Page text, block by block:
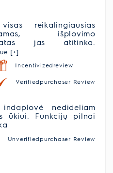
reikalingiausias
išplovimo
jas atitinka.
paprasta, nebrangi.
investicijų turi
ir ergonomiją.
[+]
Incentivizedreview
Verifiedpurchaser Review
nedideliam
ūkiui. Funkcijų pilnai
Unverifiedpurchaser Review